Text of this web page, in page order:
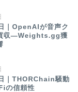
｜OpenAIが音声ク
収—Weights.gg獲
｜THORChain騒動
の信頼性